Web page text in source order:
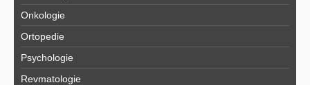
Onkologie
Ortopedie
Psychologie
Revmatologie